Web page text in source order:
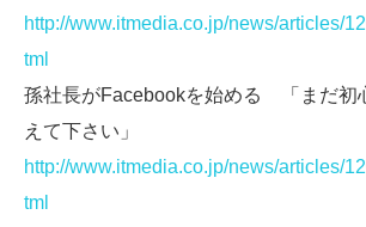
http://www.itmedia.co.jp/news/articles/
tml
孫社長がFacebookを始める 「まだ初
えて下さい」
http://www.itmedia.co.jp/news/articles/
tml